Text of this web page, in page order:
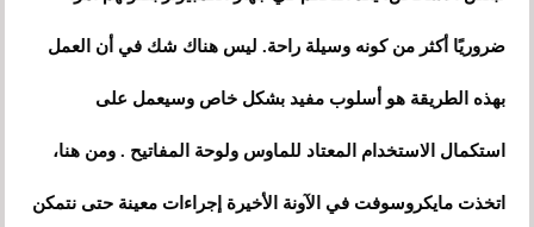
ضروريًا أكثر من كونه وسيلة راحة. ليس هناك شك في أن العمل
بهذه الطريقة هو أسلوب مفيد بشكل خاص وسيعمل على
استكمال الاستخدام المعتاد للماوس ولوحة المفاتيح . ومن هنا،
اتخذت مايكروسوفت في الآونة الأخيرة إجراءات معينة حتى نتمكن